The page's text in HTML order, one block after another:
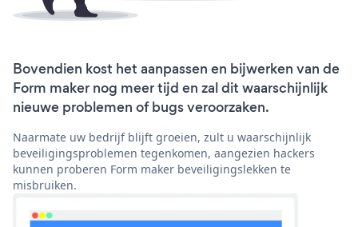
Bovendien kost het aanpassen en bijwerken van de
Form maker nog meer tijd en zal dit waarschijnlijk
nieuwe problemen of bugs veroorzaken.
Naarmate uw bedrijf blijft groeien, zult u waarschijnlijk
beveiligingsproblemen tegenkomen, aangezien hackers
kunnen proberen Form maker beveiligingslekken te
misbruiken.